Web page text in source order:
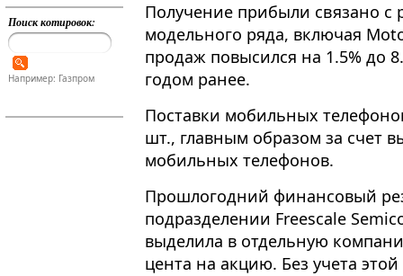
Поиск котировок:
Например: Газпром
Получение прибыли связано с
модельного ряда, включая
продаж повысился на 1.5% до
годом ранее.
Поставки мобильных
шт., главным образом за счет
мобильных телефонов.
Прошлогодний финансовый
подразделении Freescale
выделила в отдельную
цента на акцию. Без учета